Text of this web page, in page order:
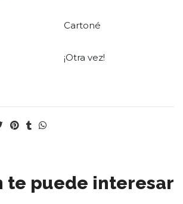
Cartoné
¡Otra vez!
te puede interesar